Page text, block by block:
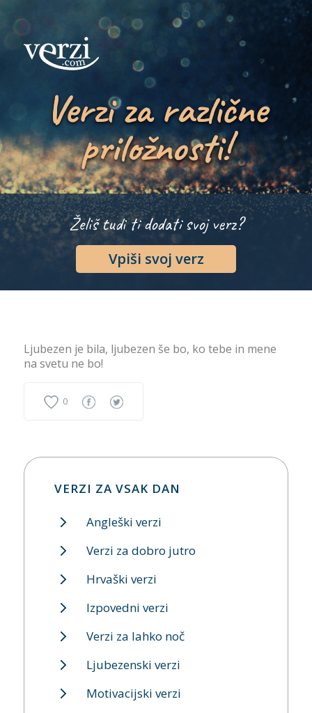
Verzi za različne
priložnosti!
Želiš tudi ti dodati svoj verz?
Vpiši svoj verz
Ljubezen je bila, ljubezen še bo, ko tebe in mene
na svetu ne bo!
0
VERZI ZA VSAK DAN
Angleški verzi
Verzi za dobro jutro
Hrvaški verzi
Izpovedni verzi
Verzi za lahko noč
Ljubezenski verzi
Motivacijski verzi